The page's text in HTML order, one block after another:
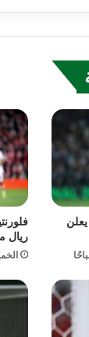
يعلن
ريال
الخميس - 4